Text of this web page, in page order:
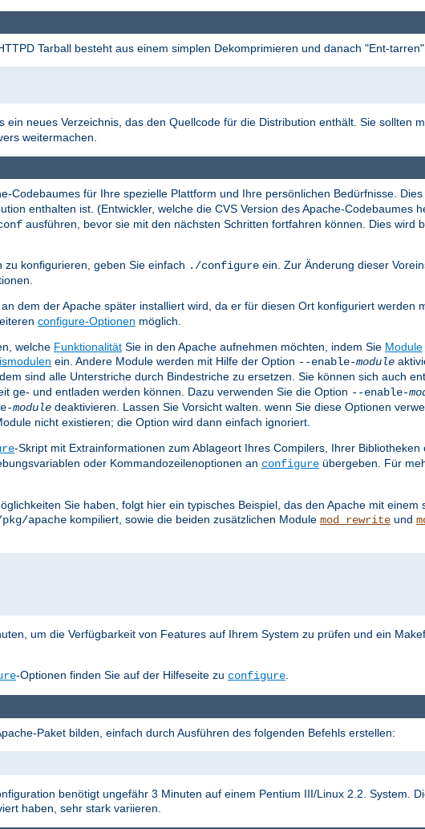
Tarball besteht aus einem simplen Dekomprimieren und danach "Ent-
ein neues Verzeichnis, das den Quellcode für die Distribution enthält. Sie sollten
weitermachen.
Codebaumes für Ihre spezielle Plattform und Ihre persönlichen Bedürfnisse.
enthalten ist. (Entwickler, welche die CVS Version des Apache-Codebaumes
ausführen, bevor sie mit den nächsten Schritten fortfahren können. Dies wird
konfigurieren, geben Sie einfach ./configure ein. Zur Änderung dieser
dem der Apache später installiert wird, da er für diesen Ort konfiguriert werden
configure-Optionen möglich.
welche Funktionalität Sie in den Apache aufnehmen möchten, indem Sie Module
ein. Andere Module werden mit Hilfe der Option --enable-module
sind alle Unterstriche durch Bindestriche zu ersetzen. Sie können sich auch
ge- und entladen werden können. Dazu verwenden Sie die Option --enable-
module deaktivieren. Lassen Sie Vorsicht walten. wenn Sie diese Optionen
nicht existieren; die Option wird dann einfach ignoriert.
-Skript mit Extrainformationen zum Ablageort Ihres Compilers, Ihrer
oder Kommandozeilenoptionen an configure übergeben. Für
Sie haben, folgt hier ein typisches Beispiel, das den Apache mit einem
apache kompiliert, sowie die beiden zusätzlichen Module mod_rewrite und
um die Verfügbarkeit von Features auf Ihrem System zu prüfen und ein
-Optionen finden Sie auf der Hilfeseite zu configure.
Paket bilden, einfach durch Ausführen des folgenden Befehls erstellen:
benötigt ungefähr 3 Minuten auf einem Pentium III/Linux 2.2. System.
haben, sehr stark variieren.